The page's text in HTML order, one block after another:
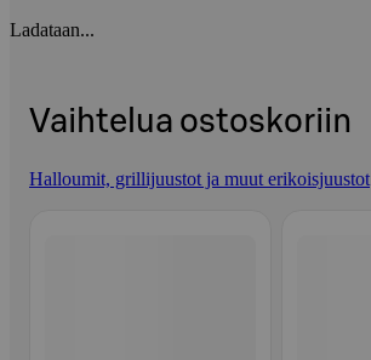
Ladataan...
Vaihtelua ostoskoriin
Halloumit, grillijuustot ja muut erikoisjuustot